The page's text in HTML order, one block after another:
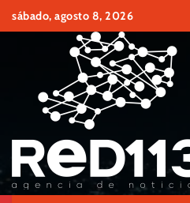
Skipsábado, agosto 8, 2026